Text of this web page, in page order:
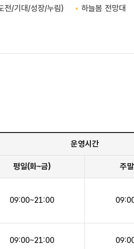
전/기대/성장/누림) 하늘봄 전망대
운영시간
평일(화~금) 주
09:00~21:00
09:00~21:00